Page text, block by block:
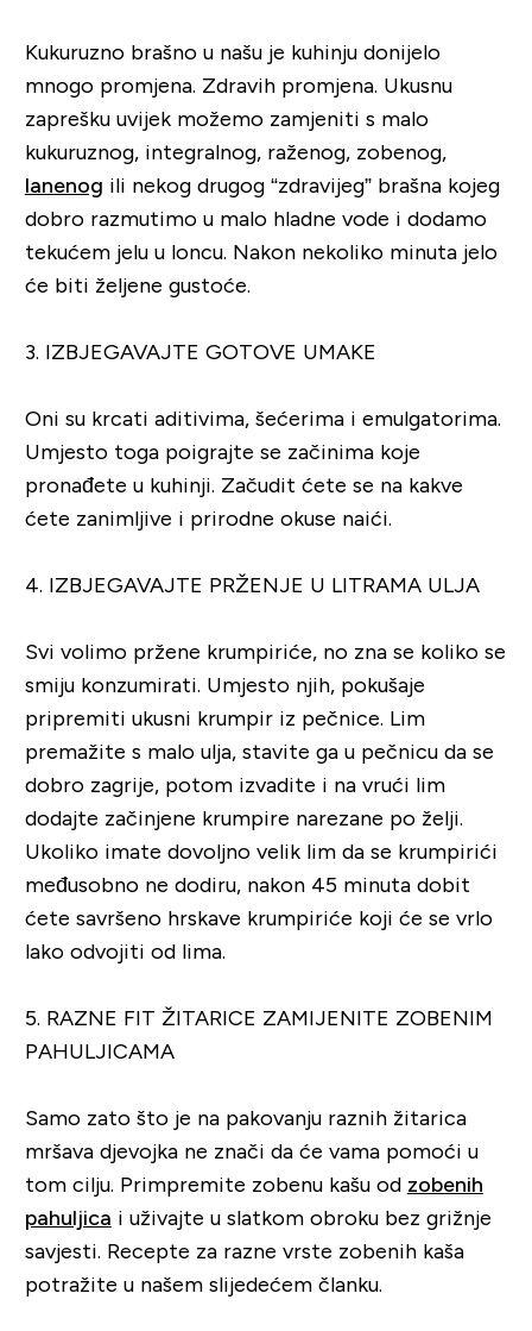
Kukuruzno brašno u našu je kuhinju donijelo
mnogo promjena. Zdravih promjena. Ukusnu
zaprešku uvijek možemo zamjeniti s malo
kukuruznog, integralnog, raženog, zobenog,
lanenog ili nekog drugog “zdravijeg” brašna kojeg
dobro razmutimo u malo hladne vode i dodamo
tekućem jelu u loncu. Nakon nekoliko minuta jelo
će biti željene gustoće.
3. IZBJEGAVAJTE GOTOVE UMAKE
Oni su krcati aditivima, šećerima i emulgatorima.
Umjesto toga poigrajte se začinima koje
pronađete u kuhinji. Začudit ćete se na kakve
ćete zanimljive i prirodne okuse naići.
4. IZBJEGAVAJTE PRŽENJE U LITRAMA ULJA
Svi volimo pržene krumpiriće, no zna se koliko se
smiju konzumirati. Umjesto njih, pokušaje
pripremiti ukusni krumpir iz pečnice. Lim
premažite s malo ulja, stavite ga u pečnicu da se
dobro zagrije, potom izvadite i na vrući lim
dodajte začinjene krumpire narezane po želji.
Ukoliko imate dovoljno velik lim da se krumpirići
međusobno ne dodiru, nakon 45 minuta dobit
ćete savršeno hrskave krumpiriće koji će se vrlo
lako odvojiti od lima.
5. RAZNE FIT ŽITARICE ZAMIJENITE ZOBENIM
PAHULJICAMA
Samo zato što je na pakovanju raznih žitarica
mršava djevojka ne znači da će vama pomoći u
tom cilju. Primpremite zobenu kašu od zobenih
pahuljica i uživajte u slatkom obroku bez grižnje
savjesti. Recepte za razne vrste zobenih kaša
potražite u našem slijedećem članku.